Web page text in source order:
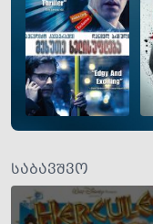
საბავშვო